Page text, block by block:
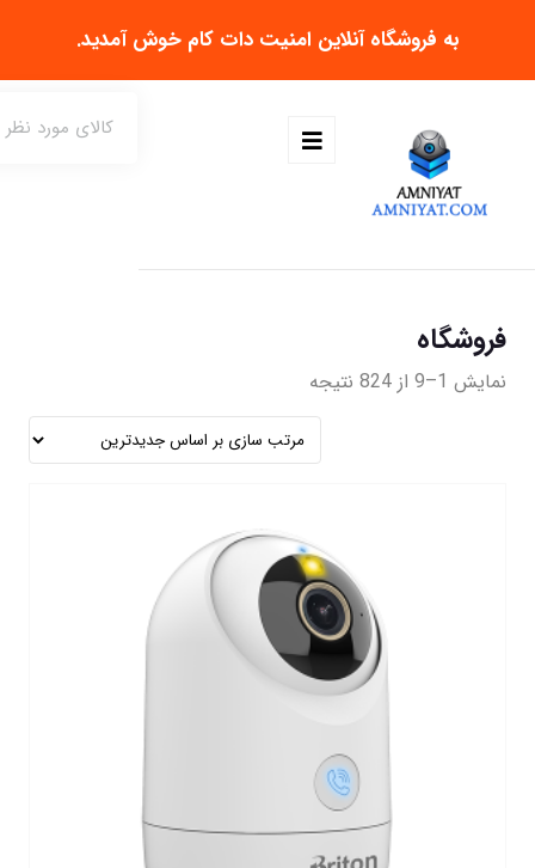
به فروشگاه آنلاین امنیت دات کام خوش آمدید.
فروشگاه
نمایش 1–9 از 824 نتیجه